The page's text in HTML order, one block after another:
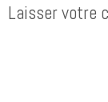
Laisser votre